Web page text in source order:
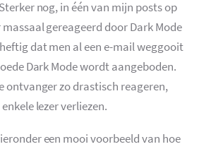
nog, in één van mijn posts op
gereageerd door Dark Mode
dat men al een e-mail weggooit
Dark Mode wordt aangeboden.
ontvanger zo drastisch reageren,
lezer verliezen.
een mooi voorbeeld van hoe